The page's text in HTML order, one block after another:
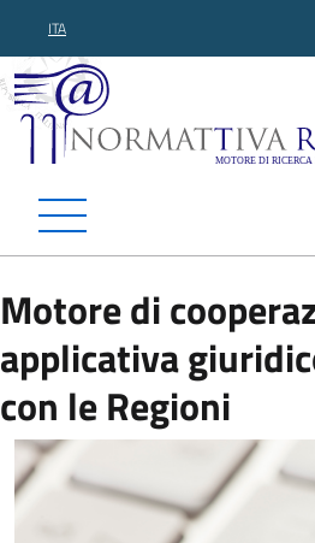
ITA
Normattiva
Motore di
applicativa
con le Regioni